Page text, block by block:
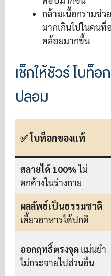
กล้ามเนื้อกรามช่ว
มากเกินไปในคน
คล้อยมากขึ้น
เช็กให้ชัวร์ โบท็
ปลอม
✅ โบท็อกของแท้
สลายได้ 100%ไม่
ตกค้างในร่างกาย
ผลลัพธ์เป็นธรรมชาติ
เคี้ยวอาหารได้ปกติ
ออกฤทธิ์ตรงจุด แม่นยำ
ไม่กระจายไปส่วนอื่น